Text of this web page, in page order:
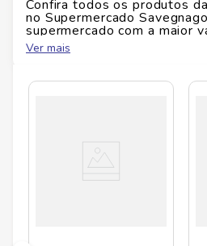
Marca:Nestlé
Peso:90 g
Confira todos os produtos
no Supermercado
supermercado com a maior
do Brasil!
de produtos NEGRESCO ,
Ver mais